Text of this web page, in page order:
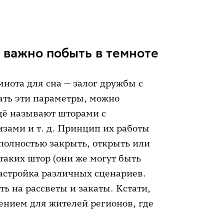
побыть в темноте
для сна — залог дружбы с
эти параметры, можно
называют шторами с
и т. д. Принцип их работы
закрыть, открыть или
штор (они же могут быть
различных сценариев.
на рассветы и закаты. Кстати,
для жителей регионов, где